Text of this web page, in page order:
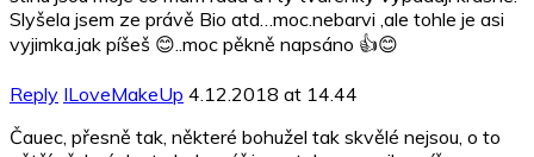
Slyšela jsem ze právě Bio atd…moc.nebarvi ,ale tohle je asi
vyjimka.jak píšeš 😊..moc pěkně napsáno 👍😊
Reply ILoveMakeUp 4.12.2018 at 14.44
Čauec, přesně tak, některé bohužel tak skvělé nejsou, o to